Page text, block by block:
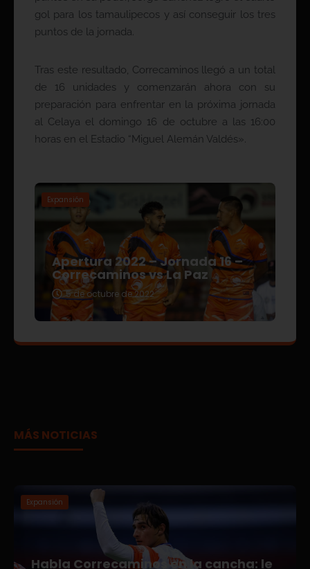
gol para los tamaulipecos y así conseguir los tres
puntos de la jornada.
Tras este resultado, Correcaminos llegó a un total
de 16 unidades y comenzarán ahora con su
preparación para enfrentar en la próxima jornada
al Celaya el domingo 16 de octubre a las 16:00
horas en el Estadio “Miguel Alemán Valdés».
Expansión
Apertura 2022 – Jornada 16 –
Correcaminos vs La Paz
5 de octubre de 2022
MÁS NOTICIAS
Expansión
Habla Correcaminos en la cancha: le